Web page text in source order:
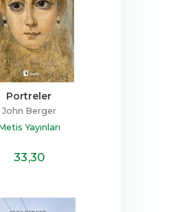
Portreler
John Berger
Yayınları
33,30